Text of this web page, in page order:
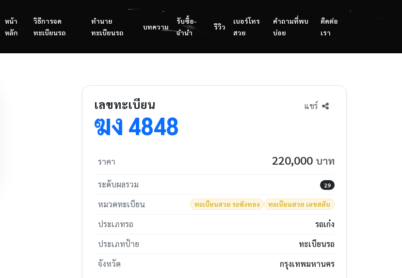
หน้า
หลัก
วิธีการจด
ทะเบียนรถ
ทำนาย
ทะเบียนรถ
บทความ
รับซื้อ-
จำนำ
รีวิว
เบอร์โทร
สวย
คำถามที่พบ
บ่อย
ติดต่อ
เรา
เลขทะเบียน
ฆง 4848
แชร์
ราคา 220,000 บาท
ระดับผลรวม 29
หมวดทะเบียน ทะเบียนสวย ระฆังทอง ทะเบียนสวย เลขสลับ
ประเภทรถ
รถเก๋ง
ประเภทป้าย
ทะเบียนรถ
จังหวัด
กรุงเทพมหานคร